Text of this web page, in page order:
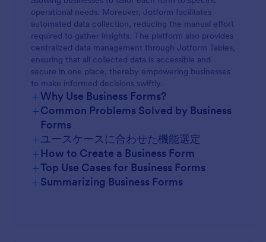
operational needs. Moreover, Jotform facilitates
automated data collection, reducing the manual effort
required to gather insights. The platform also provides
centralized data management through Jotform Tables,
ensuring that all collected data is accessible and
secure in one place, thereby empowering businesses
to make informed decisions swiftly.
+Why Use Business Forms?
+Common Problems Solved by Business
Forms
+ユースケースに合わせた機能選定
+How to Create a Business Form
+Top Use Cases for Business Forms
For Managers
+Summarizing Business Forms